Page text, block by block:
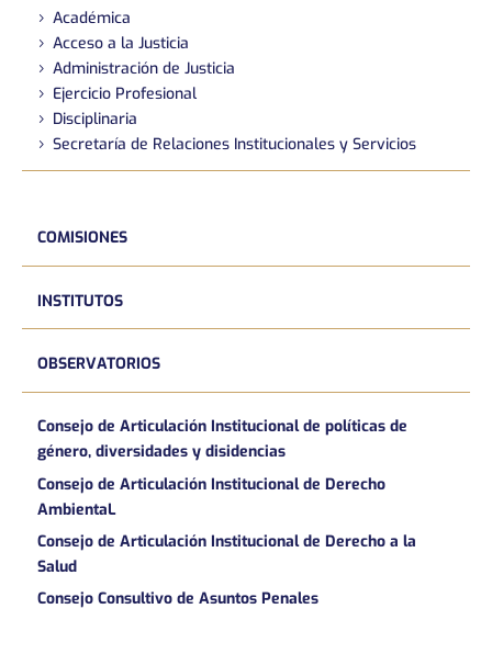
Académica
Acceso a la Justicia
Administración de Justicia
Ejercicio Profesional
Disciplinaria
Secretaría de Relaciones Institucionales y Servicios
COMISIONES
INSTITUTOS
OBSERVATORIOS
Consejo de Articulación Institucional de políticas de
género, diversidades y disidencias
Consejo de Articulación Institucional de Derecho
AmbientaL
Consejo de Articulación Institucional de Derecho a la
Salud
Consejo Consultivo de Asuntos Penales